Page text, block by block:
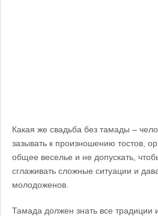
Какая же свадьба без тамады –
зазывать к произношению тостов,
общее веселье и не допускать,
сглаживать сложные ситуации и
молодоженов.
Тамада должен знать все традиции